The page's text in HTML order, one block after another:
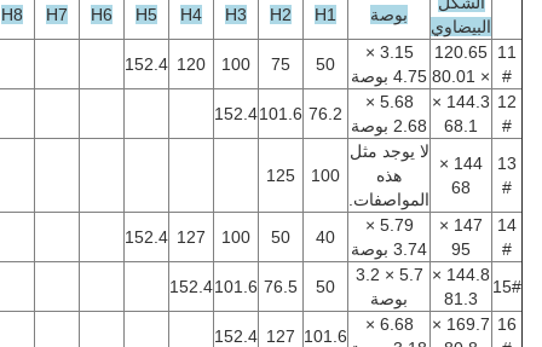
H1
H2
H3
H4
H5
H6
H7
H8
H9
H10
H11
3.15 ×
50
100
120
152.4
5.68 ×
76.2
101.6
152.4
100
5.79 ×
40
100
127
152.4
50
76.5
101.6
152.4
6.68 ×
101.6
127
152.4